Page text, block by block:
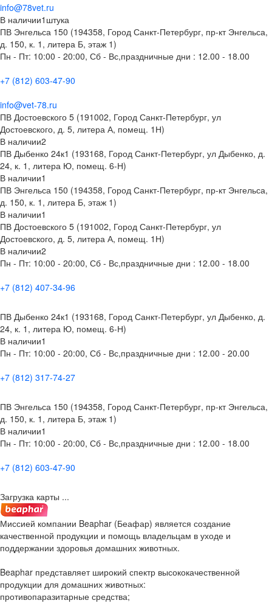
info@78vet.ru
В наличии1 штука
ПВ Энгельса 150 (194358, Город Санкт-Петербург, пр-кт Энгельса,
д. 150, к. 1, литера Б, этаж 1)
Пн - Пт: 10:00 - 20:00, Сб - Вс,праздничные дни : 12.00 - 18.00
+7 (812) 603-47-90
info@vet-78.ru
ПВ Достоевского 5 (191002, Город Санкт-Петербург, ул
Достоевского, д. 5, литера А, помещ. 1Н)
В наличии2
ПВ Дыбенко 24к1 (193168, Город Санкт-Петербург, ул Дыбенко, д.
24, к. 1, литера Ю, помещ. 6-Н)
В наличии1
ПВ Энгельса 150 (194358, Город Санкт-Петербург, пр-кт Энгельса,
д. 150, к. 1, литера Б, этаж 1)
В наличии1
ПВ Достоевского 5 (191002, Город Санкт-Петербург, ул
Достоевского, д. 5, литера А, помещ. 1Н)
В наличии2
Пн - Пт: 10:00 - 20:00, Сб - Вс,праздничные дни : 12.00 - 18.00
+7 (812) 407-34-96
ПВ Дыбенко 24к1 (193168, Город Санкт-Петербург, ул Дыбенко, д.
24, к. 1, литера Ю, помещ. 6-Н)
В наличии1
Пн - Пт: 10:00 - 20:00, Сб - Вс,праздничные дни : 12.00 - 20.00
+7 (812) 317-74-27
ПВ Энгельса 150 (194358, Город Санкт-Петербург, пр-кт Энгельса,
д. 150, к. 1, литера Б, этаж 1)
В наличии1
Пн - Пт: 10:00 - 20:00, Сб - Вс,праздничные дни : 12.00 - 18.00
+7 (812) 603-47-90
Загрузка карты ...
Миссией компании Beaphar (Беафар) является создание
качественной продукции и помощь владельцам в уходе и
поддержании здоровья домашних животных.
Beaphar представляет широкий спектр высококачественной
продукции для домашних животных:
противопаразитарные средства;